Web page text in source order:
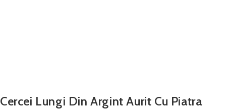
Cercei Lungi Din Argint Aurit Cu Piatra